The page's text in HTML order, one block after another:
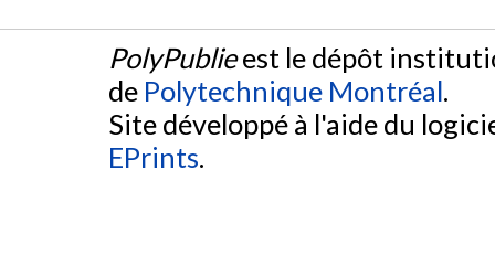
PolyPublieest le dépôt
de Polytechnique Montréal.
Site développé à l'aide du
EPrints.